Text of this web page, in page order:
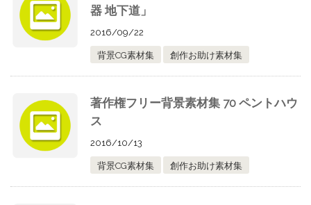
器 地下道」
2016/09/22
背景CG素材集 創作お助け素材集
著作権フリー背景素材集 70 ペントハウ
ス
2016/10/13
背景CG素材集 創作お助け素材集